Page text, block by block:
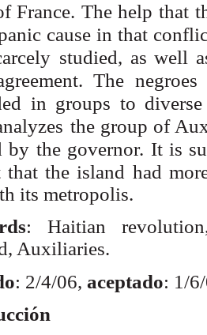
France. The help that
cause in that
studied, as well
The
in groups to diverse
the group of
by the governor. It is
that the island had
its metropolis.
: Haitian
Auxiliaries.
: 2/4/06, aceptado: 1/